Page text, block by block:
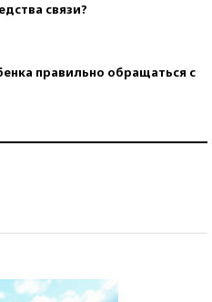
связи?
правильно обращаться с